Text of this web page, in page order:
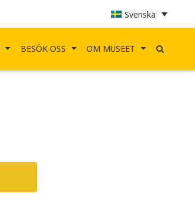
Svenska
BESÖK OSS OM MUSEET